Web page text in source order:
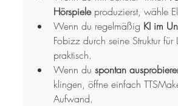
Hörspiele produzierst, wähle
Wenn du regelmäßig KI im
Fobizz durch seine Struktur für
praktisch.
Wenn du spontan
klingen, öffne einfach
Aufwand.